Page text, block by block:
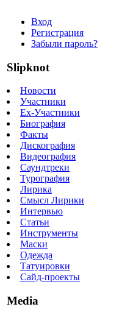
Вход
Регистрация
Забыли пароль?
Slipknot
Новости
Участники
Ex-Участники
Биография
Факты
Дискография
Видеография
Саундтреки
Турография
Лирика
Смысл Лирики
Интервью
Статьи
Инструменты
Маски
Одежда
Татуировки
Сайд-проекты
Media